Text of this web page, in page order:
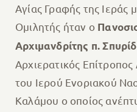
Αγίας Γραφής της
Ομιλητής ήταν ο
Αρχιμανδρίτης π.
Αρχιερατικός
του Ιερού Ενοριακού
Καλάμου ο οποίος